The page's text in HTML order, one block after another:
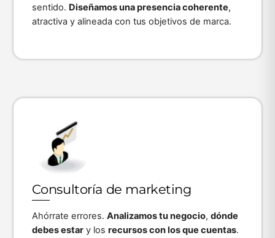
sentido. Diseñamos una presencia coherente,
atractiva y alineada con tus objetivos de marca.
label
Consultoría de marketing
Ahórrate errores. Analizamos tu negocio, dónde
debes estary los recursos con los que cuentas.